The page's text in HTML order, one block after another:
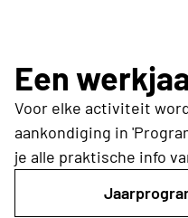
Een
Voor elke activiteit
aankondiging in
je alle praktische info